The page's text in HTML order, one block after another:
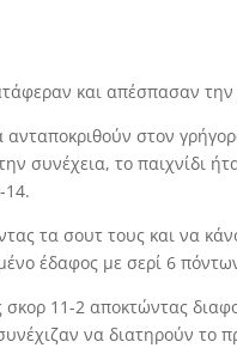
και απέσπασαν
στον
το παιχνίδι
14.
τα σουτ τους και να
έδαφος με σερί 6
σκορ 11-2 αποκτώντας
να διατηρούν